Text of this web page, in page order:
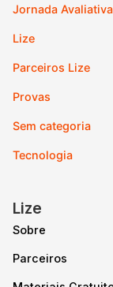
Jornada Avaliativa
Lize
Parceiros Lize
Provas
Sem categoria
Tecnologia
Lize
Sobre
Parceiros